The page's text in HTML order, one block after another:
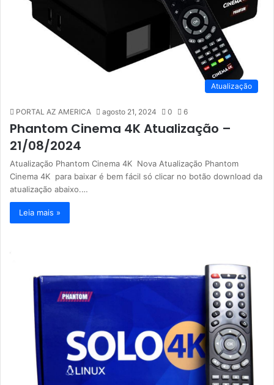
Atualização
PORTAL AZ AMERICA agosto 21, 2024 0 6
Phantom Cinema 4K Atualização –
21/08/2024
Atualização Phantom Cinema 4K Nova Atualização Phantom
Cinema 4K para baixar é bem fácil só clicar no botão download da
atualização abaixo.…
Leia mais »